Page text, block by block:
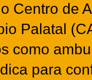
Centro de
Palatal
como
para